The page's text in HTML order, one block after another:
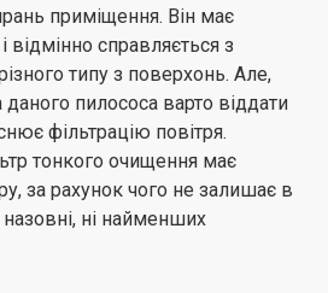
пуску
ставиться до всіх
двигун і все прилеглі частини
повільніше. Акуратний
підвищує навантаження, а це
для приладу, ніж різкий
приміщення. Він має
відмінно справляється з
типу з поверхонь. Але,
пилососа варто віддати
фільтрацію повітря.
тонкого очищення має
за рахунок чого не залишає в
ні найменших